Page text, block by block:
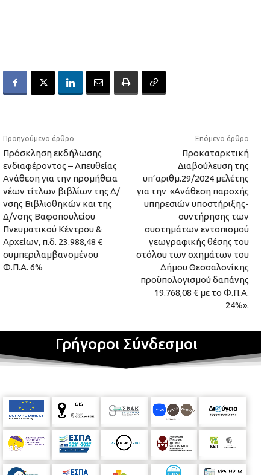
Προηγούμενο άρθρο
Πρόσκληση εκδήλωσης
ενδιαφέροντος – Απευθείας
Ανάθεση για την προμήθεια
νέων τίτλων βιβλίων της Δ/
νσης Βιβλιοθηκών και της
Δ/νσης Βαφοπουλείου
Πνευματικού Κέντρου &
Αρχείων, π.δ. 23.988,48 €
συμπεριλαμβανομένου
Φ.Π.Α. 6%
Επόμενο άρθρο
Προκαταρκτική
Διαβούλευση της
υπ’αριθμ.29/2024 μελέτης
για την «Ανάθεση παροχής
υπηρεσιών υποστήριξης-
συντήρησης των
συστημάτων εντοπισμού
γεωγραφικής θέσης του
στόλου των οχημάτων του
Δήμου Θεσσαλονίκης
προϋπολογισμού δαπάνης
19.768,08 € με το Φ.Π.Α.
24%».
Γρήγοροι Σύνδεσμοι